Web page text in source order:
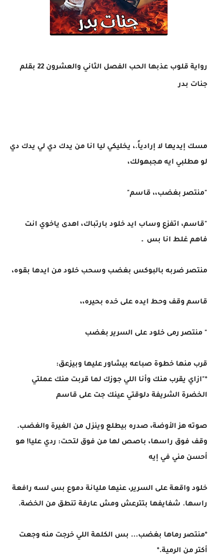
رواية قلوب عذبها الحب الفصل الثاني والعشرون 22 بقلم
جنات بدر
مسك إيديها لا إرادياً.، يخليكي ليا انا من يدك دي لي يدك دي
لو هطلبي ايه هجبهولك،
"منتصر بغضب،، قاسم"
"قاسم، اتفزع وساب ايد خلود بارتباك، اهدى ياخوي انت
فاهم غلط انا بس ـ
منتصر ضربه بالبوكس بغضب وسحب خلود من ايدها بقوه،
قاسم وقف وحط ايده على خده بحيره،،
" منتصر رمى خلود على السرير بغضب
قرب منها خطوة صباعه بيشاور عليها وبيزعق:
*"ازاي يقرب منك وأنا اللي جوزك لما قربت منك عملتي
الخضرة الشريفة دلوقتي عينك جت على قاسم
صوته هز الأوضة، صدره بيطلع وينزل من الغيرة والغضب.
وقف فوق راسها، باصص لها من فوق لتحت: ردي عليا! هو
أحسن مني في إيه
خلود واقعة على السرير، عنيها مليانة دموع بس لسه رافعة
راسها. شفايفها بتترعش ومش عارفة تنطق من الخضة.
*منتصر رماها بغضب... بس الكلمة اللي خرجت منه وجعت
أكتر من الرمية.*